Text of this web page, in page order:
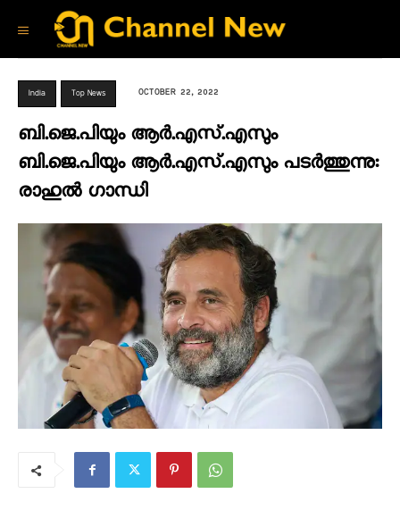
India Top News OCTOBER 22, 2022
ബി.ജെ.പിയും ആർ.എസ്.എസും
ബി.ജെ.പിയും ആർ.എസ്.എസും പടർത്തുന്നു:
രാഹുൽ ഗാന്ധി